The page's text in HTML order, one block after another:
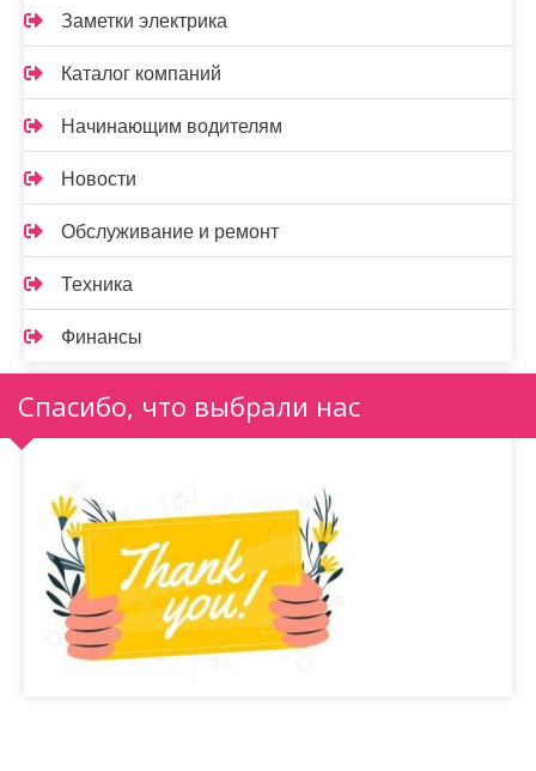
Заметки электрика
Каталог компаний
Начинающим водителям
Новости
Обслуживание и ремонт
Техника
Финансы
Спасибо, что выбрали нас